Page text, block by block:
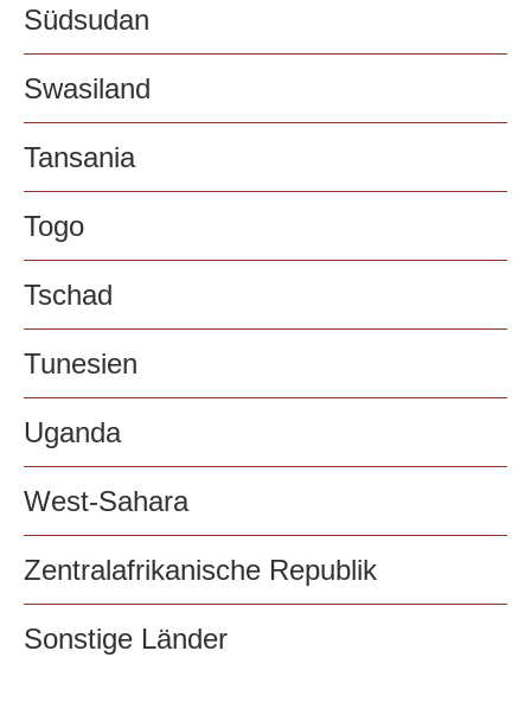
Südsudan
Swasiland
Tansania
Togo
Tschad
Tunesien
Uganda
West-Sahara
Zentralafrikanische Republik
Sonstige Länder